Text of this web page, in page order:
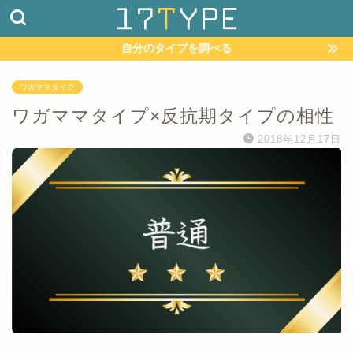
自分のタイプを調べる
ワガママタイプ
ワガママタイプ×反抗期タイプの相性
2018年12月17日